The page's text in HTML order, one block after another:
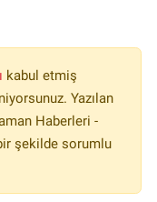
kabul etmiş
Yazılan
Haberleri -
şekilde sorumlu